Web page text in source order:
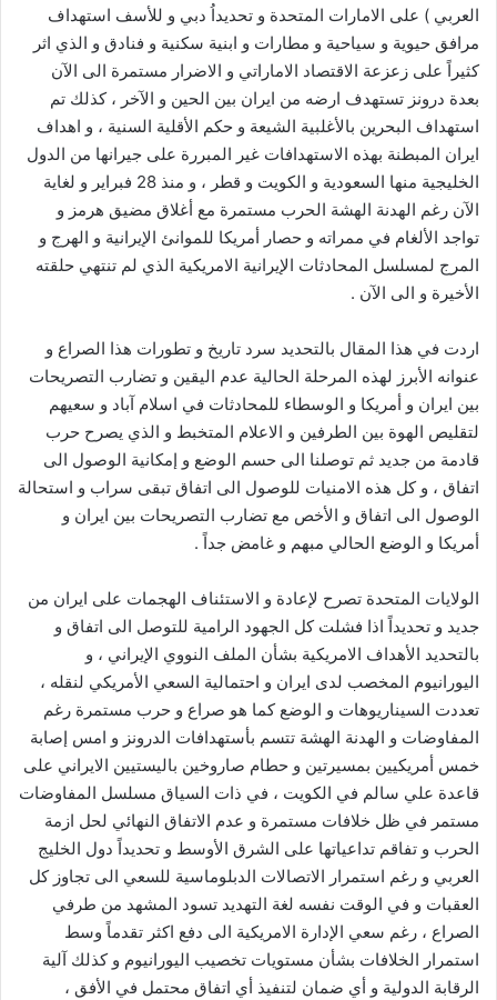
العربي ) على الامارات المتحدة و تحديداُ دبي و للأسف استهداف
مرافق حيوية و سياحية و مطارات و ابنية سكنية و فنادق و الذي اثر
كثيراً على زعزعة الاقتصاد الاماراتي و الاضرار مستمرة الى الآن
بعدة درونز تستهدف ارضه من ايران بين الحين و الآخر ، كذلك تم
استهداف البحرين بالأغلبية الشيعة و حكم الأقلية السنية ، و اهداف
ايران المبطنة بهذه الاستهدافات غير المبررة على جيرانها من الدول
الخليجية منها السعودية و الكويت و قطر ، و منذ 28 فبراير و لغاية
الآن رغم الهدنة الهشة الحرب مستمرة مع أغلاق مضيق هرمز و
تواجد الألغام في ممراته و حصار أمريكا للموانئ الإيرانية و الهرج و
المرج لمسلسل المحادثات الإيرانية الامريكية الذي لم تنتهي حلقته
الأخيرة و الى الآن .
اردت في هذا المقال بالتحديد سرد تاريخ و تطورات هذا الصراع و
عنوانه الأبرز لهذه المرحلة الحالية عدم اليقين و تضارب التصريحات
بين ايران و أمريكا و الوسطاء للمحادثات في اسلام آباد و سعيهم
لتقليص الهوة بين الطرفين و الاعلام المتخبط و الذي يصرح حرب
قادمة من جديد ثم توصلنا الى حسم الوضع و إمكانية الوصول الى
اتفاق ، و كل هذه الامنيات للوصول الى اتفاق تبقى سراب و استحالة
الوصول الى اتفاق و الأخص مع تضارب التصريحات بين ايران و
أمريكا و الوضع الحالي مبهم و غامض جداً .
الولايات المتحدة تصرح لإعادة و الاستئناف الهجمات على ايران من
جديد و تحديداً اذا فشلت كل الجهود الرامية للتوصل الى اتفاق و
بالتحديد الأهداف الامريكية بشأن الملف النووي الإيراني ، و
اليورانيوم المخصب لدى ايران و احتمالية السعي الأمريكي لنقله ،
تعددت السيناريوهات و الوضع كما هو صراع و حرب مستمرة رغم
المفاوضات و الهدنة الهشة تتسم بأستهدافات الدرونز و امس إصابة
خمس أمريكيين بمسيرتين و حطام صاروخين باليستيين الايراني على
قاعدة علي سالم في الكويت ، في ذات السياق مسلسل المفاوضات
مستمر في ظل خلافات مستمرة و عدم الاتفاق النهائي لحل ازمة
الحرب و تفاقم تداعياتها على الشرق الأوسط و تحديداً دول الخليج
العربي و رغم استمرار الاتصالات الدبلوماسية للسعي الى تجاوز كل
العقبات و في الوقت نفسه لغة التهديد تسود المشهد من طرفي
الصراع ، رغم سعي الإدارة الامريكية الى دفع اكثر تقدماً وسط
استمرار الخلافات بشأن مستويات تخصيب اليورانيوم و كذلك آلية
الرقابة الدولية و أي ضمان لتنفيذ أي اتفاق محتمل في الأفق ،